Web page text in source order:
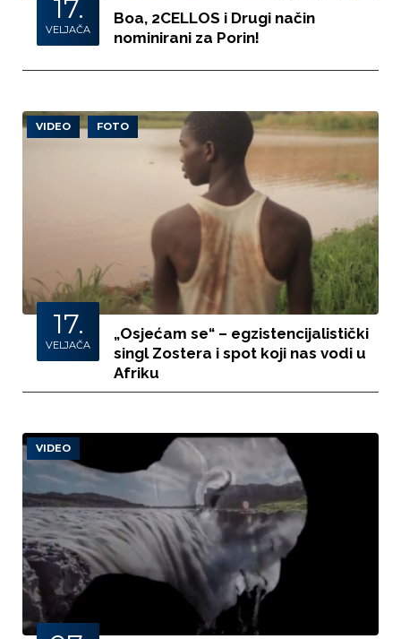
17.
VELJAČA
Boa, 2CELLOS i Drugi način
nominirani za Porin!
VIDEO FOTO
17.
VELJAČA
„Osjećam se“ – egzistencijalistički
singl Zostera i spot koji nas vodi u
Afriku
VIDEO